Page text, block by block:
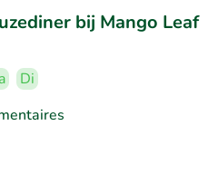
bij Mango Leaf
Di